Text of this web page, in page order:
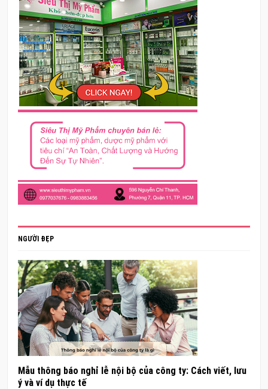
NGƯỜI ĐẸP
Mẫu thông báo nghỉ lễ nội bộ của công ty: Cách viết, lưu
ý và ví dụ thực tế